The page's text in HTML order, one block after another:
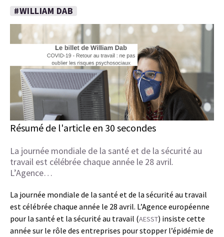
#WILLIAM DAB
Résumé de l'article en 30 secondes
La journée mondiale de la santé et de la sécurité au
travail est célébrée chaque année le 28 avril.
L’Agence…
La journée mondiale de la santé et de la sécurité au travail
est célébrée chaque année le 28 avril. L’Agence européenne
pour la santé et la sécurité au travail (AESST) insiste cette
année sur le rôle des entreprises pour stopper l’épidémie de